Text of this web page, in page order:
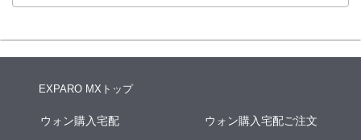
クッキーやWebビーコン等を用いるなどして、本人が容易に認識でき
EXPARO MXトップ
ウォン購入宅配 ウォン購入宅配ご注文